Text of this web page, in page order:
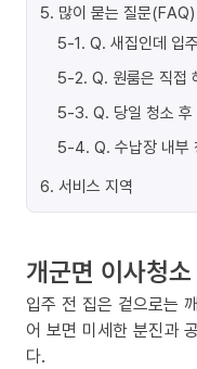
5. 많이 묻는 질문(FAQ)
5-1. Q. 새집인데 입
5-2. Q. 원룸은 직접
5-3. Q. 당일 청소
5-4. Q. 수납장 내부
6. 서비스 지역
개군면 이사청소
입주 전 집은 겉으로는
어 보면 미세한 분진과
다.